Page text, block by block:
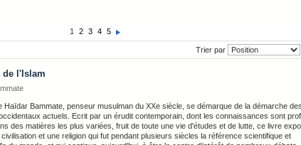
1 2 3 4 5
Trier par
de l'Islam
Haïdar Bammate, penseur musulman du XXe siècle, se démarque de la démarche des
actuels. Ecrit par un érudit contemporain, dont les connaissances sont
des matières les plus variées, fruit de toute une vie d'études et de lutte, ce livre
et une religion qui fut pendant plusieurs siècles la référence scientifique et